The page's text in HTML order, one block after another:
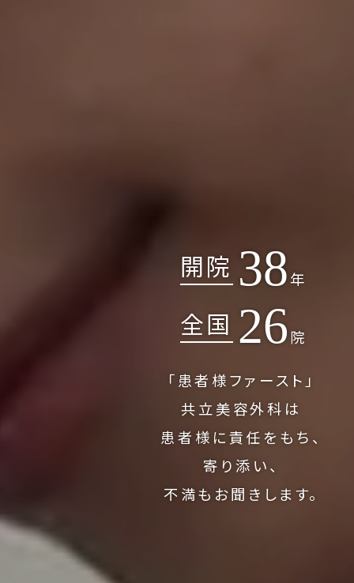
開院 38年
全国 26院
「患者様ファースト」
共立美容外科は
患者様に責任をもち、
寄り添い、
不満もお聞きします。